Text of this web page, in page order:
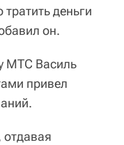
деньги
он.
МТС Василь
привел